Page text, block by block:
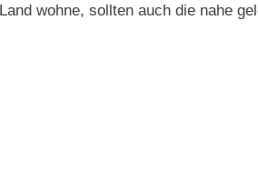
wohne, sollten auch die nahe